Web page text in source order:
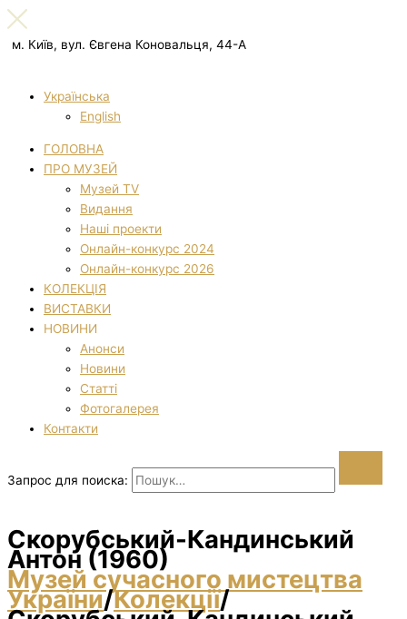
м. Київ, вул. Євгена Коновальця, 44-А
Українська
English
ГОЛОВНА
ПРО МУЗЕЙ
Музей TV
Видання
Наші проекти
Онлайн-конкурс 2024
Онлайн-конкурс 2026
КОЛЕКЦІЯ
ВИСТАВКИ
НОВИНИ
Анонси
Новини
Статті
Фотогалерея
Контакти
Запрос для поиска:
Скорубський-Кандинський
Антон (1960)
Музей сучасного мистецтва
України/Колекції/